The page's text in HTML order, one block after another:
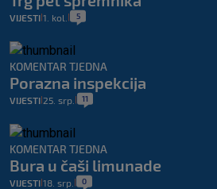
VIJESTI 1. kol. 5
KOMENTAR TJEDNA
Porazna inspekcija
VIJESTI 25. srp. 11
KOMENTAR TJEDNA
Bura u čaši limunade
VIJESTI 18. srp. 0